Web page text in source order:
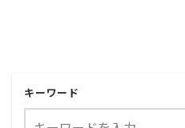
キーワード